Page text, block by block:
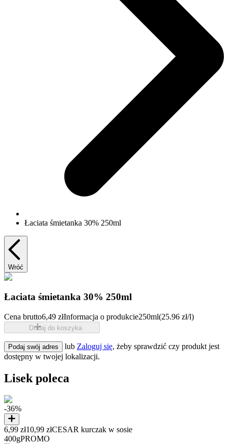
Łaciata śmietanka 30% 250ml
Wróć
Łaciata śmietanka 30% 250ml
Cena brutto6,49 złInformacja o produkcie250ml(25.96 zł/l)
Dodaj do koszyka
Podaj swój adres lub Zaloguj się, żeby sprawdzić czy produkt jest
dostępny w twojej lokalizacji.
Lisek poleca
-36%
6,99 zł10,99 złCESAR kurczak w sosie
400gPROMO